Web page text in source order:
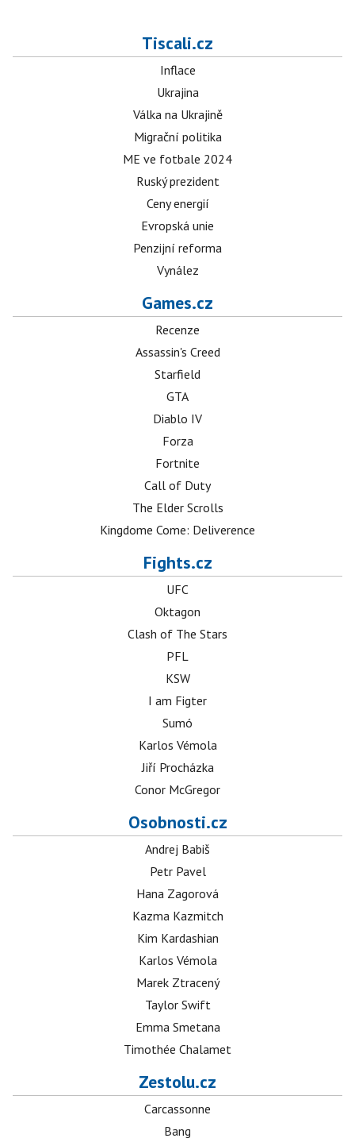
Tiscali.cz
Inflace
Ukrajina
Válka na Ukrajině
Migrační politika
ME ve fotbale 2024
Ruský prezident
Ceny energií
Evropská unie
Penzijní reforma
Vynález
Games.cz
Recenze
Assassin's Creed
Starfield
GTA
Diablo IV
Forza
Fortnite
Call of Duty
The Elder Scrolls
Kingdome Come: Deliverence
Fights.cz
UFC
Oktagon
Clash of The Stars
PFL
KSW
I am Figter
Sumó
Karlos Vémola
Jiří Procházka
Conor McGregor
Osobnosti.cz
Andrej Babiš
Petr Pavel
Hana Zagorová
Kazma Kazmitch
Kim Kardashian
Karlos Vémola
Marek Ztracený
Taylor Swift
Emma Smetana
Timothée Chalamet
Zestolu.cz
Carcassonne
Bang